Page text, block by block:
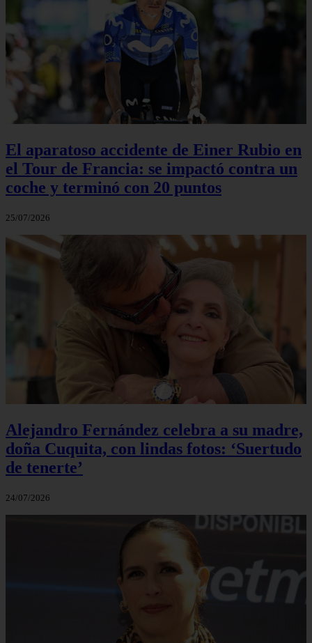
El aparatoso accidente de Einer Rubio en
el Tour de Francia: se impactó contra un
coche y terminó con 20 puntos
25/07/2026
Alejandro Fernández celebra a su madre,
doña Cuquita, con lindas fotos: ‘Suertudo
de tenerte’
24/07/2026